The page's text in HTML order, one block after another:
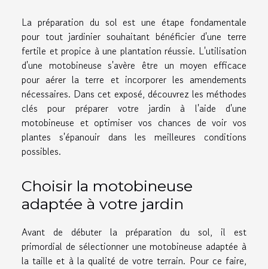
La préparation du sol est une étape fondamentale
pour tout jardinier souhaitant bénéficier d'une terre
fertile et propice à une plantation réussie. L'utilisation
d'une motobineuse s'avère être un moyen efficace
pour aérer la terre et incorporer les amendements
nécessaires. Dans cet exposé, découvrez les méthodes
clés pour préparer votre jardin à l'aide d'une
motobineuse et optimiser vos chances de voir vos
plantes s'épanouir dans les meilleures conditions
possibles.
Choisir la motobineuse
adaptée à votre jardin
Avant de débuter la préparation du sol, il est
primordial de sélectionner une motobineuse adaptée à
la taille et à la qualité de votre terrain. Pour ce faire,